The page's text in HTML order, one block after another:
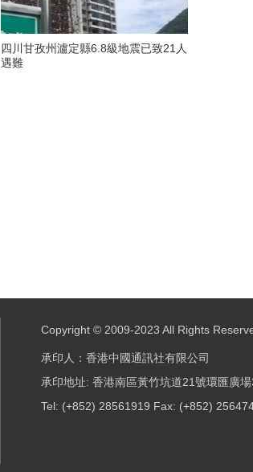
四川甘孜州瀘定縣6.8級地震已致21人
遇難
Copyright © 2009-2023 All Rights
承印人：香港中國通訊社有限公司
承印地址: 香港南區黃竹坑道21號環匯廣
Tel: (+852) 28561919 Fax: (+852)